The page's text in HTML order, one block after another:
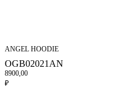
ANGEL HOODIE
OGB02021AN
8900,00
₽